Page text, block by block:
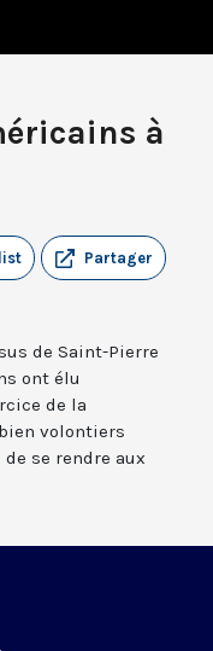
à
Partager
de Saint-Pierre
ont élu
de la
volontiers
de se rendre aux